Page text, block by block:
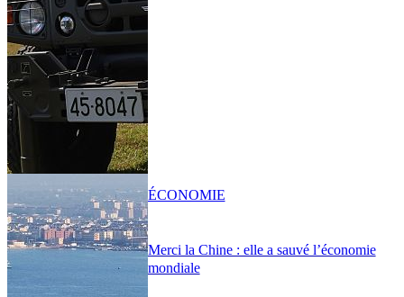
Merci la Chine : elle a sauvé l’économie
mondiale
ÉCONOMIE